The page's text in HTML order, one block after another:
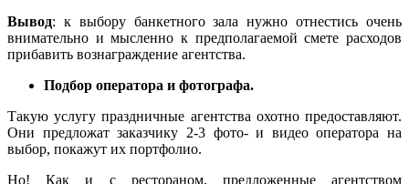
Вывод: к выбору банкетного зала нужно отнестись очень
внимательно и мысленно к предполагаемой смете расходов
прибавить вознаграждение агентства.
Подбор оператора и фотографа.
Такую услугу праздничные агентства охотно предоставляют.
Они предложат заказчику 2-3 фото- и видео оператора на
выбор, покажут их портфолио.
Но! Как и с рестораном, предложенные агентством